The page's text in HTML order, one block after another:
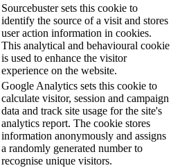
Sourcebuster sets this cookie to
identify the source of a visit and stores
user action information in cookies.
This analytical and behavioural cookie
is used to enhance the visitor
experience on the website.
Google Analytics sets this cookie to
calculate visitor, session and campaign
data and track site usage for the site's
analytics report. The cookie stores
information anonymously and assigns
a randomly generated number to
recognise unique visitors.